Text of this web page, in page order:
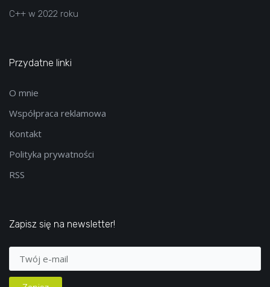
C++ w 2022 roku
Przydatne linki
O mnie
Współpraca reklamowa
Kontakt
Polityka prywatności
RSS
Zapisz się na newsletter!